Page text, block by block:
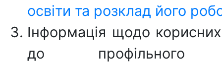
освіти та розклад його
Інформація щодо
до профільного